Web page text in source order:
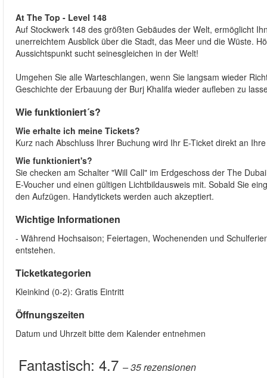
At The Top - Level 148
Auf Stockwerk 148 des größten Gebäudes der Welt, ermöglicht
unerreichtem Ausblick über die Stadt, das Meer und die Wüste.
Aussichtspunkt sucht seinesgleichen in der Welt!
Umgehen Sie alle Warteschlangen, wenn Sie langsam wieder
Geschichte der Erbauung der Burj Khalifa wieder aufleben zu
Wie funktioniert´s?
Wie erhalte ich meine Tickets?
Kurz nach Abschluss Ihrer Buchung wird Ihr E-Ticket direkt an
Wie funktioniert's?
Sie checken am Schalter "Will Call" im Erdgeschoss der The
E-Voucher und einen gültigen Lichtbildausweis mit. Sobald Sie
den Aufzügen. Handytickets werden auch akzeptiert.
Wichtige Informationen
- Während Hochsaison; Feiertagen, Wochenenden und
entstehen.
Ticketkategorien
Kleinkind (0-2): Gratis Eintritt
Öffnungszeiten
Datum und Uhrzeit bitte dem Kalender entnehmen
Fantastisch: 4.7 – 35rezensionen